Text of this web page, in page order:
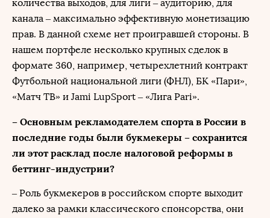
количества выходов, для лиги – аудиторию, для
канала – максимально эффективную монетизацию
прав. В данной схеме нет проигравшей стороны. В
нашем портфеле несколько крупных сделок в
формате 360, например, четырехлетний контракт
Футбольной национальной лиги (ФНЛ), БК «Пари»,
«Матч ТВ» и Jami LupSport – «Лига Pari».
– Основным рекламодателем спорта в России в
последние годы были букмекеры – сохранится
ли этот расклад после налоговой реформы в
беттинг-индустрии?
– Роль букмекеров в российском спорте выходит
далеко за рамки классического спонсорства, они